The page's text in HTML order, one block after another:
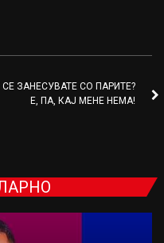
СЕ ЗАНЕСУВАТЕ СО ПАРИТЕ?
Е, ПА, КАЈ МЕНЕ НЕМА!